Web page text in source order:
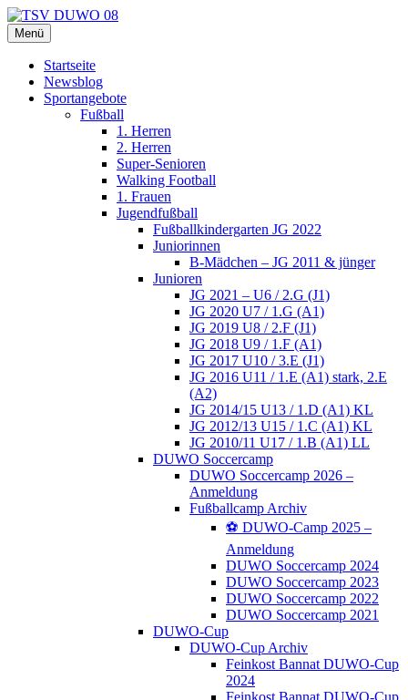
Zum
Inhalt
springen
TSV DUWO 08
Hamburg Sportverein Ohlstedt
Menü
Startseite
Newsblog
Sportangebote
Fußball
1. Herren
2. Herren
Super-Senioren
Walking Football
1. Frauen
Jugendfußball
Fußballkindergarten JG 2022
Juniorinnen
B-Mädchen – JG 2011 & jünger
Junioren
JG 2021 – U6 / 2.G (J1)
JG 2020 U7 / 1.G (A1)
JG 2019 U8 / 2.F (J1)
JG 2018 U9 / 1.F (A1)
JG 2017 U10 / 3.E (J1)
JG 2016 U11 / 1.E (A1) stark, 2.E
(A2)
JG 2014/15 U13 / 1.D (A1) KL
JG 2012/13 U15 / 1.C (A1) KL
JG 2010/11 U17 / 1.B (A1) LL
DUWO Soccercamp
DUWO Soccercamp 2026 –
Anmeldung
Fußballcamp Archiv
⚽️ DUWO-Camp 2025 –
Anmeldung
DUWO Soccercamp 2024
DUWO Soccercamp 2023
DUWO Soccercamp 2022
DUWO Soccercamp 2021
DUWO-Cup
DUWO-Cup Archiv
Feinkost Bannat DUWO-Cup
2024
Feinkost Bannat DUWO-Cup